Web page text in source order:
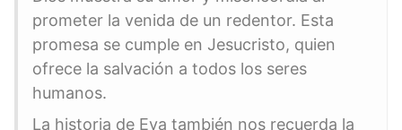
prometer la venida de un redentor. Esta
promesa se cumple en Jesucristo, quien
ofrece la salvación a todos los seres
humanos.
La historia de Eva también nos recuerda la ​